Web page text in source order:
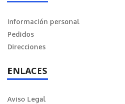
Información personal
Pedidos
Direcciones
ENLACES
Aviso Legal